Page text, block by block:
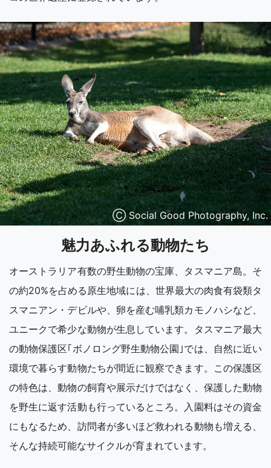
Ⓒ Social Good Photography, Inc.
魅力あふれる動物たち
オーストラリア有数の野生動物の宝庫、タスマニア島。そ
の約20%を占める原生地域には、世界最大の肉食有袋類タ
スマニアン・デビルや、卵を産む哺乳類カモノハシなど、
ユニークで希少な動物が生息しています。タスマニア最大
の動物保護区｢ボノロング野生動物公園｣では、自然に近い
環境で暮らす動物たちが間近に観察できます。この保護区
の特色は、動物の飼育や展示だけではなく、保護した動物
を野生に返す活動も行っているところ。入園料はその資金
にもなるため、訪問者が多いほど救われる動物も増える、
そんな持続可能なサイクルが育まれています。